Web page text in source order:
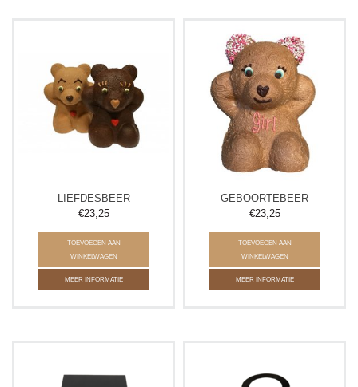
LIEFDESBEER
€23,25
TOEVOEGEN AAN
WINKELWAGEN
MEER INFORMATIE
GEBOORTEBEER
€23,25
TOEVOEGEN AAN
WINKELWAGEN
MEER INFORMATIE